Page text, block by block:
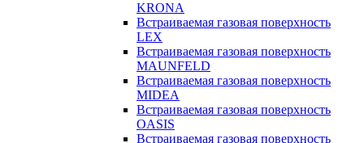
KRONA
Встраиваемая газовая поверхность
LEX
Встраиваемая газовая поверхность
MAUNFELD
Встраиваемая газовая поверхность
MIDEA
Встраиваемая газовая поверхность
OASIS
Встраиваемая газовая поверхность